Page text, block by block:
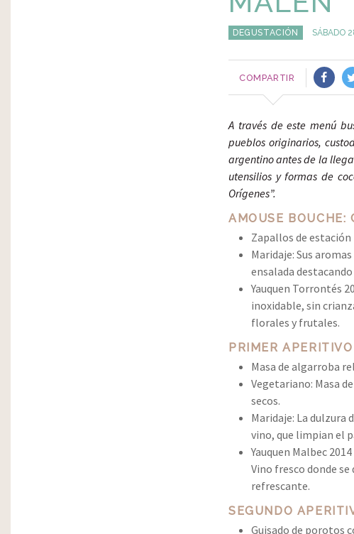
DEGUSTACIÓN SÁBADO
COMPARTIR
A través de este menú
pueblos originarios,
argentino antes de la
utensilios y formas de
Orígenes”.
AMOUSE BOUCHE:
Zapallos de
Maridaje: Sus
ensalada
Yauquen Torrontés
inoxidable, sin
florales y frutales.
PRIMER
Masa de algarroba
Vegetariano: Masa
secos.
Maridaje: La dulzura
vino, que limpian el
Yauquen Malbec
Vino fresco donde
refrescante.
SEGUNDO
Guisado de porotos